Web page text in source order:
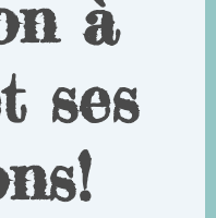
à
ses